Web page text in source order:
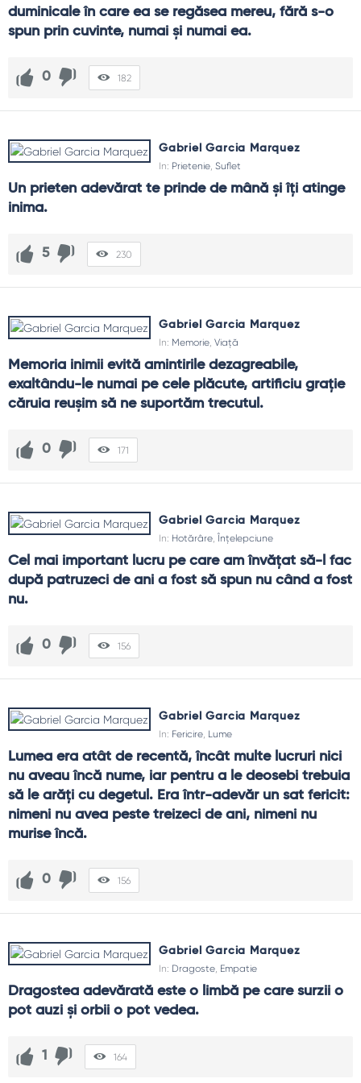
duminicale în care ea se regăsea mereu, fără s-o
spun prin cuvinte, numai și numai ea.
0 182
Gabriel Garcia Marquez
In: Prietenie, Suflet
Un prieten adevărat te prinde de mână și îți atinge
inima.
5 230
Gabriel Garcia Marquez
In: Memorie, Viață
Memoria inimii evită amintirile dezagreabile,
exaltându-le numai pe cele plăcute, artificiu grație
căruia reușim să ne suportăm trecutul.
0 171
Gabriel Garcia Marquez
In: Hotărâre, Înțelepciune
Cel mai important lucru pe care am învățat să-l fac
după patruzeci de ani a fost să spun nu când a fost
nu.
0 156
Gabriel Garcia Marquez
In: Fericire, Lume
Lumea era atât de recentă, încât multe lucruri nici
nu aveau încă nume, iar pentru a le deosebi trebuia
să le arăți cu degetul. Era într-adevăr un sat fericit:
nimeni nu avea peste treizeci de ani, nimeni nu
murise încă.
0 156
Gabriel Garcia Marquez
In: Dragoste, Empatie
Dragostea adevărată este o limbă pe care surzii o
pot auzi și orbii o pot vedea.
1 164